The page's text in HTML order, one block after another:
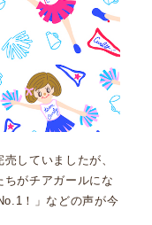
売していましたが、
がチアガールにな
！」などの声が今